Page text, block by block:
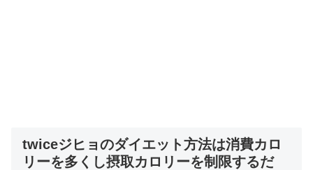
twiceジヒョのダイエット方法は消費カロ
リーを多くし摂取カロリーを制限するだ